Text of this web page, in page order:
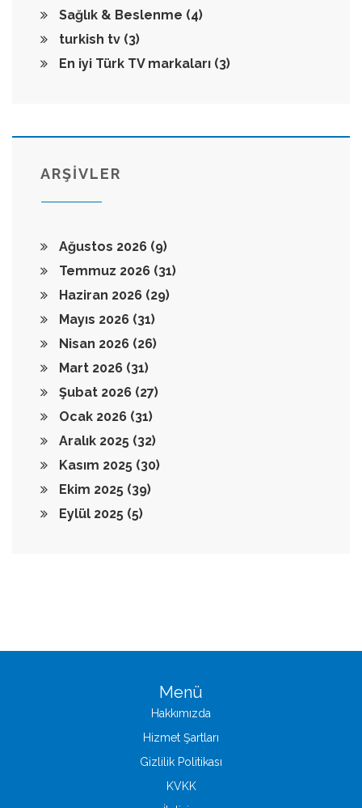
Sağlık & Beslenme (4)
turkish tv (3)
En iyi Türk TV markaları (3)
ARŞİVLER
Ağustos 2026 (9)
Temmuz 2026 (31)
Haziran 2026 (29)
Mayıs 2026 (31)
Nisan 2026 (26)
Mart 2026 (31)
Şubat 2026 (27)
Ocak 2026 (31)
Aralık 2025 (32)
Kasım 2025 (30)
Ekim 2025 (39)
Eylül 2025 (5)
Menü
Hakkımızda
Hizmet Şartları
Gizlilik Politikası
KVKK